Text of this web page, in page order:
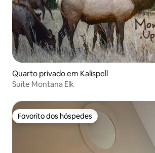
Quarto privado em Kalispell
Suíte Montana Elk
Favorito dos hóspedes
Favorito dos hóspedes